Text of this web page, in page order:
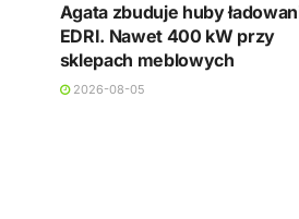
Agata zbuduje huby
EDRI. Nawet 400 kW przy
sklepach meblowych
2026-08-05